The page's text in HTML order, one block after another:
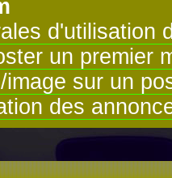
d'utilisation
un premier
sur un
des